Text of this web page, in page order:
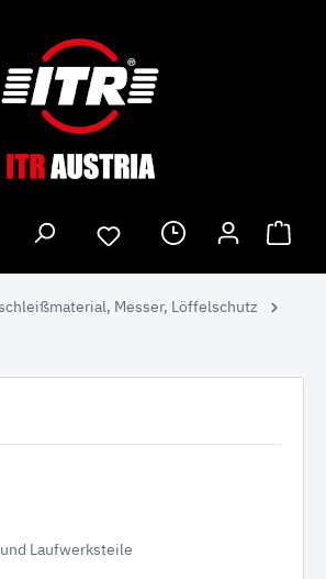
Messer, Löffelschutz
Laufwerksteile